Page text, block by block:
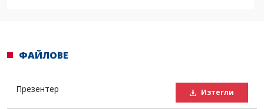
ФАЙЛОВЕ
Презентер Изтегли